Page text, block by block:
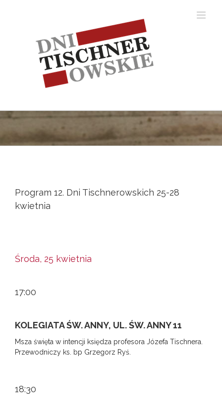
Program 12. Dni Tischnerowskich 25-28
kwietnia
Środa, 25 kwietnia
17:00
KOLEGIATA ŚW. ANNY, UL. ŚW. ANNY 11
Msza święta w intencji księdza profesora Józefa Tischnera.
Przewodniczy ks. bp Grzegorz Ryś.
18:30